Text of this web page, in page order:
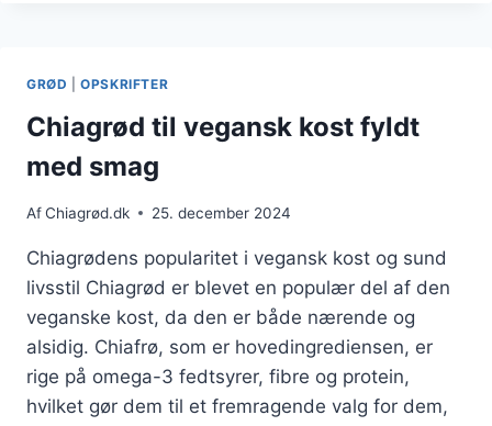
GRØD |OPSKRIFTER
Chiagrød til vegansk kost fyldt
med smag
AfChiagrød.dk 25. december 2024
Chiagrødens popularitet i vegansk kost og sund
livsstil Chiagrød er blevet en populær del af den
veganske kost, da den er både nærende og
alsidig. Chiafrø, som er hovedingrediensen, er
rige på omega-3 fedtsyrer, fibre og protein,
hvilket gør dem til et fremragende valg for dem,